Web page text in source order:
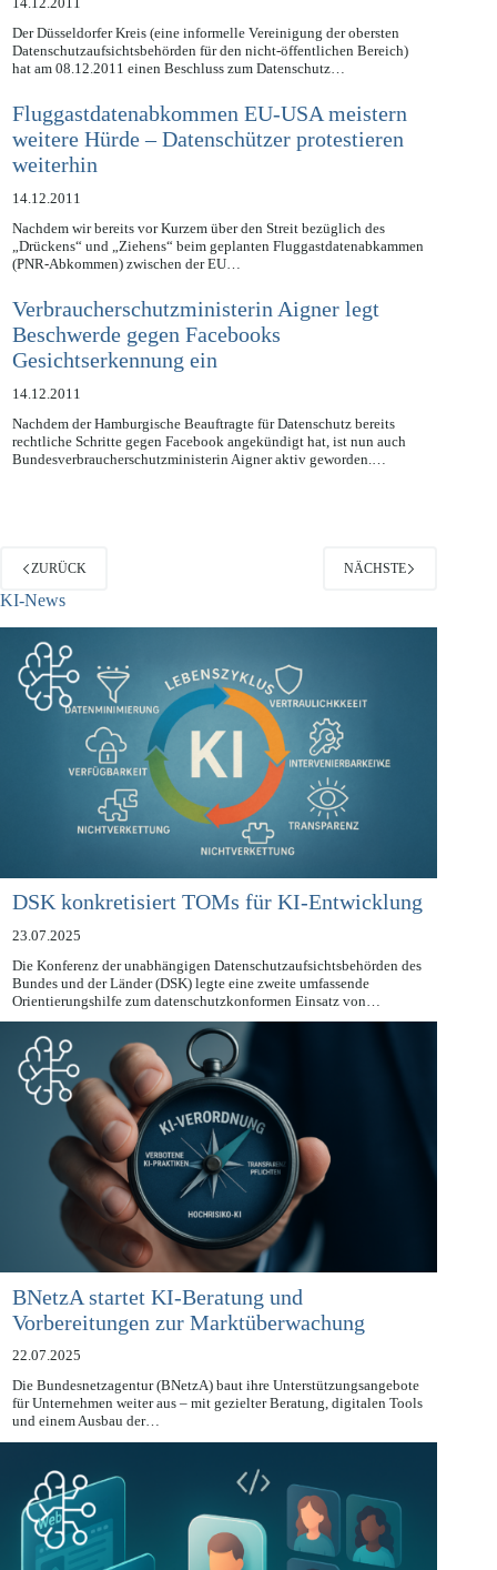
14.12.2011
Der Düsseldorfer Kreis (eine informelle Vereinigung der obersten
Datenschutzaufsichtsbehörden für den nicht-öffentlichen Bereich)
Fluggastdatenabkommen EU-USA meistern
weitere Hürde – Datenschützer protestieren
weiterhin
14.12.2011
Nachdem wir bereits vor Kurzem über den Streit bezüglich des
„Drückens“ und „Ziehens“ beim geplanten Fluggastdatenabkammen
Verbraucherschutzministerin Aigner legt
Beschwerde gegen Facebooks
Gesichtserkennung ein
14.12.2011
Nachdem der Hamburgische Beauftragte für Datenschutz bereits
rechtliche Schritte gegen Facebook angekündigt hat, ist nun auch
ZURÜCK
KI-News
DSK konkretisiert TOMs für KI-Entwicklung
23.07.2025
Die Konferenz der unabhängigen Datenschutzaufsichtsbehörden des
Bundes und der Länder (DSK) legte eine zweite umfassende
Orientierungshilfe zum datenschutzkonformen Einsatz von…
BNetzA startet KI-Beratung und
Vorbereitungen zur Marktüberwachung
22.07.2025
Die Bundesnetzagentur (BNetzA) baut ihre Unterstützungsangebote
für Unternehmen weiter aus – mit gezielter Beratung, digitalen Tools
und einem Ausbau der…